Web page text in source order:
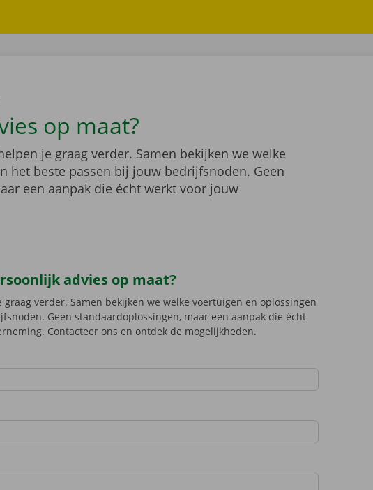
op maat?
je graag verder. Samen bekijken we welke
het beste passen bij jouw bedrijfsnoden. Geen
een aanpak die écht werkt voor jouw
advies op maat?
verder. Samen bekijken we welke voertuigen en oplossingen
Geen standaardoplossingen, maar een aanpak die écht
Contacteer ons en ontdek de mogelijkheden.